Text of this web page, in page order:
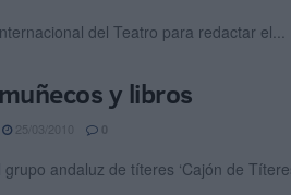
del Teatro para redactar el...
y libros
0
andaluz de títeres ‘Cajón de